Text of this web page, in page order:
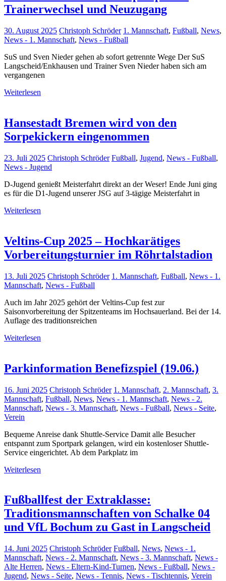
Trainerwechsel und Neuzugang
30. August 2025 Christoph Schröder 1. Mannschaft, Fußball, News,
News - 1. Mannschaft, News - Fußball
SuS und Sven Nieder gehen ab sofort getrennte Wege Der SuS
Langscheid/Enkhausen und Trainer Sven Nieder haben sich am
vergangenen
Weiterlesen
Hansestadt Bremen wird von den
Sorpekickern eingenommen
23. Juli 2025 Christoph Schröder Fußball, Jugend, News - Fußball,
News - Jugend
D-Jugend genießt Meisterfahrt direkt an der Weser! Ende Juni ging
es für die D1-Jugend unserer JSG auf 3-tägige Meisterfahrt in
Weiterlesen
Veltins-Cup 2025 – Hochkarätiges
Vorbereitungsturnier im Röhrtalstadion
13. Juli 2025 Christoph Schröder 1. Mannschaft, Fußball, News - 1.
Mannschaft, News - Fußball
Auch im Jahr 2025 gehört der Veltins-Cup fest zur
Saisonvorbereitung der Spitzenteams im Hochsauerland. Bei der 14.
Auflage des traditionsreichen
Weiterlesen
Parkinformation Benefizspiel (19.06.)
16. Juni 2025 Christoph Schröder 1. Mannschaft, 2. Mannschaft, 3.
Mannschaft, Fußball, News, News - 1. Mannschaft, News - 2.
Mannschaft, News - 3. Mannschaft, News - Fußball, News - Seite,
Verein
Bequeme Anreise dank Shuttle-Service Damit alle Besucher
entspannt zum Sportpark gelangen, wird ein kostenloser Shuttle-
Service eingerichtet. Ab dem Parkplatz im
Weiterlesen
Fußballfest der Extraklasse:
Traditionsmannschaften von Schalke 04
und VfL Bochum zu Gast in Langscheid
14. Juni 2025 Christoph Schröder Fußball, News, News - 1.
Mannschaft, News - 2. Mannschaft, News - 3. Mannschaft, News -
Alte Herren, News - Eltern-Kind-Turnen, News - Fußball, News -
Jugend, News - Seite, News - Tennis, News - Tischtennis, Verein